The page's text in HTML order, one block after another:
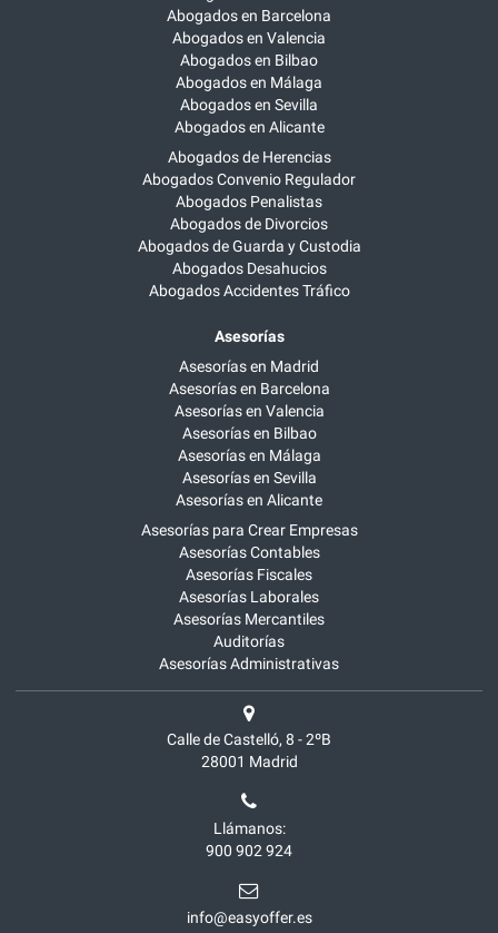
Abogados en Barcelona
Abogados en Valencia
Abogados en Bilbao
Abogados en Málaga
Abogados en Sevilla
Abogados en Alicante
Abogados de Herencias
Abogados Convenio Regulador
Abogados Penalistas
Abogados de Divorcios
Abogados de Guarda y Custodia
Abogados Desahucios
Abogados Accidentes Tráfico
Asesorías
Asesorías en Madrid
Asesorías en Barcelona
Asesorías en Valencia
Asesorías en Bilbao
Asesorías en Málaga
Asesorías en Sevilla
Asesorías en Alicante
Asesorías para Crear Empresas
Asesorías Contables
Asesorías Fiscales
Asesorías Laborales
Asesorías Mercantiles
Auditorías
Asesorías Administrativas
Calle de Castelló, 8 - 2ºB
28001 Madrid
Llámanos:
900 902 924
info@easyoffer.es